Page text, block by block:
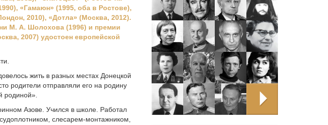
«Гамаюн» (1995, оба в Ростове),
2010), «Дотла» (Москва, 2012).
М. А. Шолохова (1996) и премии
2007) удостоен европейской
жить в разных местах Донецкой
родители отправляли его на родину
родиной».
Азове. Учился в школе. Работал
слесарем-монтажником,